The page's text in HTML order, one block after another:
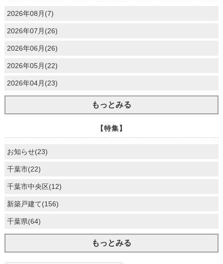
2026年08月(7)
2026年07月(26)
2026年06月(26)
2026年05月(22)
2026年04月(23)
もっとみる
【特集】
お知らせ(23)
千葉市(22)
千葉市中央区(12)
新築戸建て(156)
千葉県(64)
もっとみる